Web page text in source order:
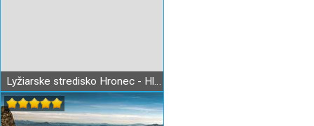
Lyžiarske stredisko Hronec - Hlobišov